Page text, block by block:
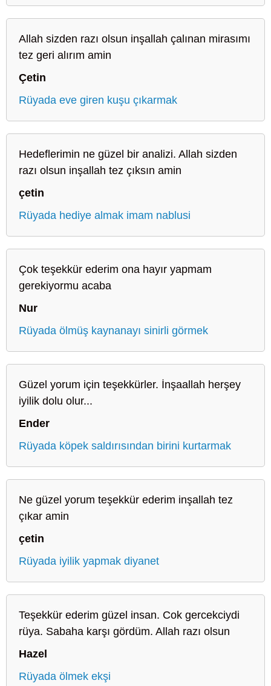
Allah sizden razı olsun inşallah çalınan mirasımı
tez geri alırım amin
Çetin
Rüyada eve giren kuşu çıkarmak
Hedeflerimin ne güzel bir analizi. Allah sizden
razı olsun inşallah tez çıksın amin
çetin
Rüyada hediye almak imam nablusi
Çok teşekkür ederim ona hayır yapmam
gerekiyormu acaba
Nur
Rüyada ölmüş kaynanayı sinirli görmek
Güzel yorum için teşekkürler. İnşaallah herşey
iyilik dolu olur...
Ender
Rüyada köpek saldırısından birini kurtarmak
Ne güzel yorum teşekkür ederim inşallah tez
çıkar amin
çetin
Rüyada iyilik yapmak diyanet
Teşekkür ederim güzel insan. Cok gercekciydi
rüya. Sabaha karşı gördüm. Allah razı olsun
Hazel
Rüyada ölmek ekşi